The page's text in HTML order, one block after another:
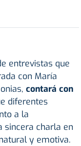
entrevistas que
con María
contará con
diferentes
a la
sincera charla en
y emotiva.